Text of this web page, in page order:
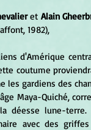
et Alain
1982),
coutume
les gardiens des
déesse lune-
avec des